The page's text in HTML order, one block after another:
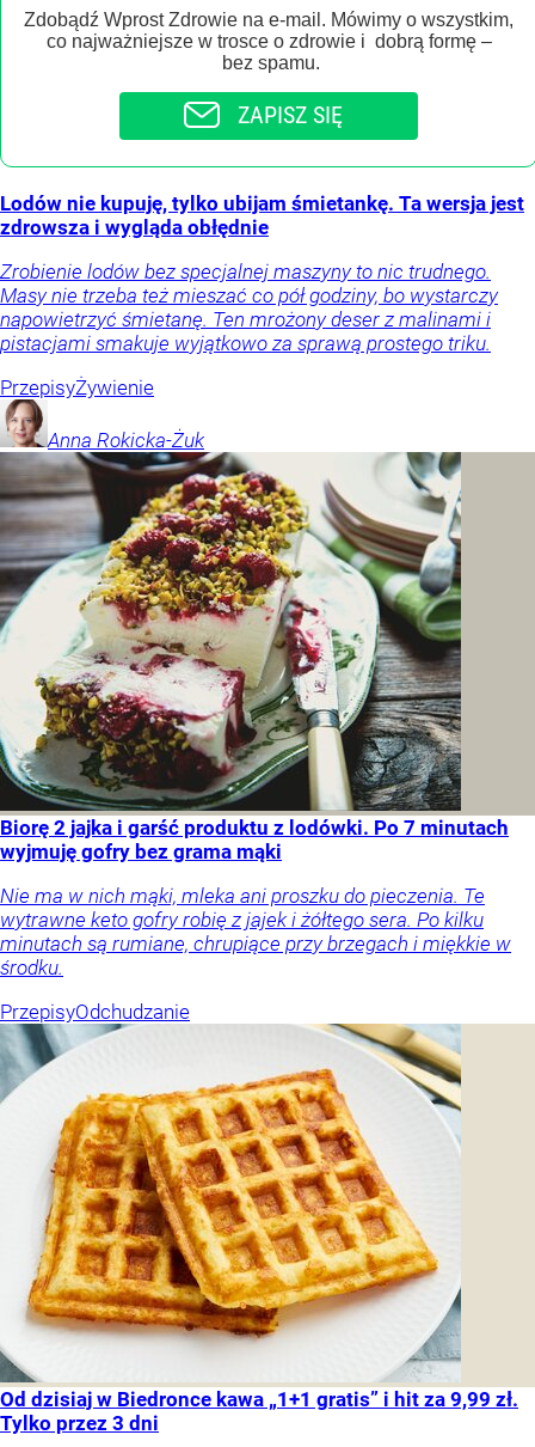
Zdobądź Wprost Zdrowie na e-mail. Mówimy o wszystkim,
co najważniejsze w trosce o zdrowie i dobrą formę –
bez spamu.
ZAPISZ SIĘ
Lodów nie kupuję, tylko ubijam śmietankę. Ta wersja jest
zdrowsza i wygląda obłędnie
Zrobienie lodów bez specjalnej maszyny to nic trudnego.
Masy nie trzeba też mieszać co pół godziny, bo wystarczy
napowietrzyć śmietanę. Ten mrożony deser z malinami i
pistacjami smakuje wyjątkowo za sprawą prostego triku.
PrzepisyŻywienie
Anna Rokicka-Żuk
Biorę 2 jajka i garść produktu z lodówki. Po 7 minutach
wyjmuję gofry bez grama mąki
Nie ma w nich mąki, mleka ani proszku do pieczenia. Te
wytrawne keto gofry robię z jajek i żółtego sera. Po kilku
minutach są rumiane, chrupiące przy brzegach i miękkie w
środku.
PrzepisyOdchudzanie
Od dzisiaj w Biedronce kawa „1+1 gratis” i hit za 9,99 zł.
Tylko przez 3 dni